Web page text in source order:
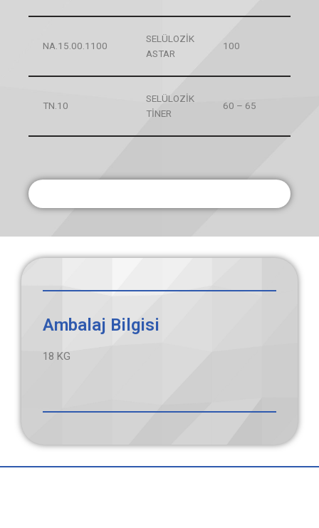
NA.15.00.1100
SELÜLOZİK
ASTAR
100
TN.10
SELÜLOZİK
TİNER
60 – 65
Ambalaj Bilgisi
18 KG